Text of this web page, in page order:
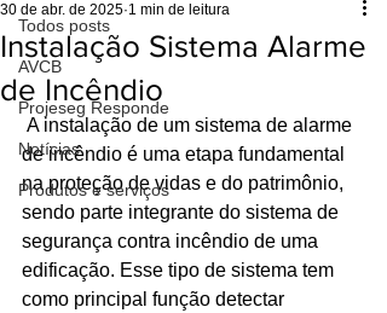
Ligações de 8h as 17h
Todos posts
AVCB
Projeseg Responde
Notícias
Produtos e serviços
Instalação Sistema Alarme
de Incêndio
30 de abr. de 2025 1 min de leitura
de incêndio é uma etapa fundamental
na proteção de vidas e do patrimônio,
sendo parte integrante do sistema de
segurança contra incêndio de uma
edificação. Esse tipo de sistema tem
como principal função detectar